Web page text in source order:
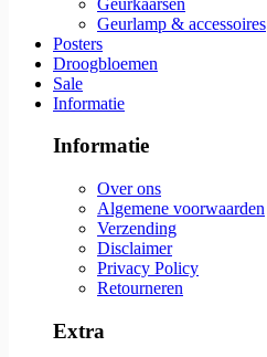
Geurlamp & accessoires
Posters
Droogbloemen
Sale
Informatie
Informatie
Over ons
Algemene voorwaarden
Verzending
Disclaimer
Privacy Policy
Retourneren
Extra